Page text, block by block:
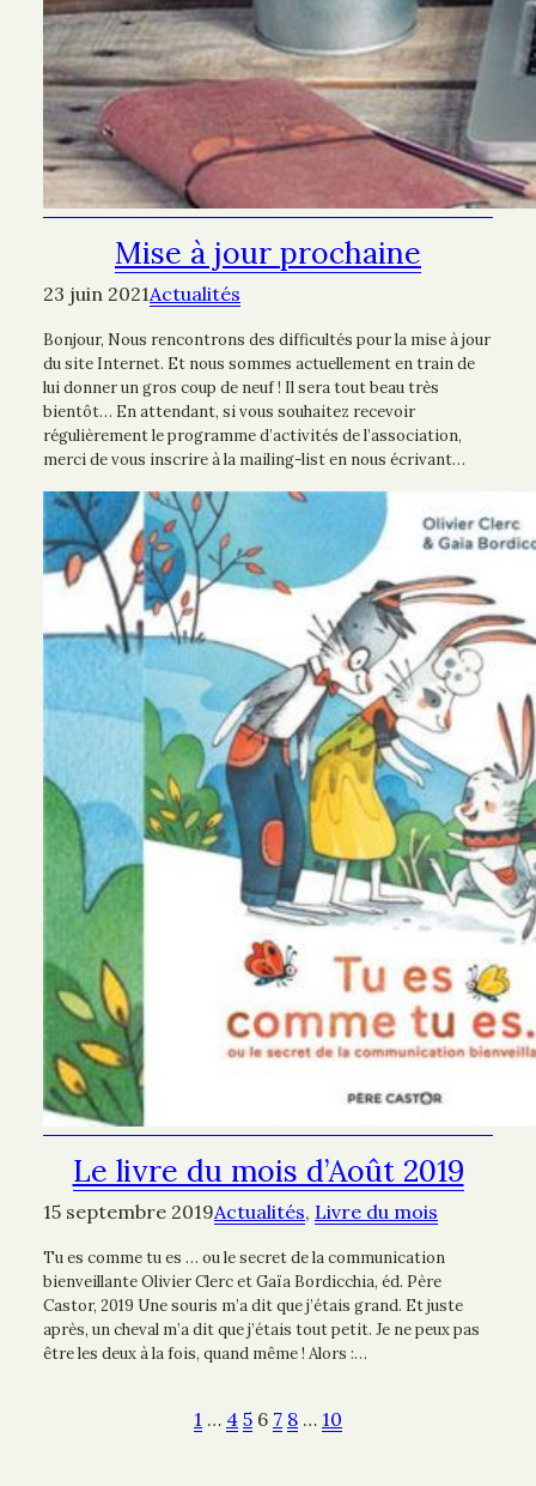
Mise à jour prochaine
23 juin 2021Actualités
Bonjour, Nous rencontrons des difficultés pour la mise à jour
du site Internet. Et nous sommes actuellement en train de
lui donner un gros coup de neuf ! Il sera tout beau très
bientôt… En attendant, si vous souhaitez recevoir
régulièrement le programme d’activités de l’association,
merci de vous inscrire à la mailing-list en nous écrivant…
Le livre du mois d’Août 2019
15 septembre 2019Actualités, Livre du mois
Tu es comme tu es … ou le secret de la communication
bienveillante Olivier Clerc et Gaïa Bordicchia, éd. Père
Castor, 2019 Une souris m’a dit que j’étais grand. Et juste
après, un cheval m’a dit que j’étais tout petit. Je ne peux pas
être les deux à la fois, quand même ! Alors :…
1 … 4 5 6 7 8 … 10